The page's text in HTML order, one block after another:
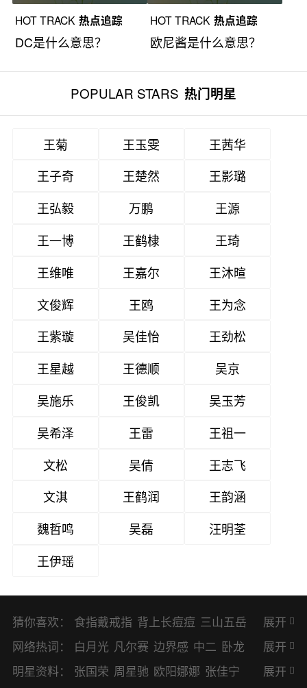
HOT TRACK 热点追踪
DC是什么意思？
HOT TRACK 热点追踪
欧尼酱是什么意思？
POPULAR STARS 热门明星
王菊 王玉雯
王茜华
王子奇
王楚然
王影璐
王弘毅
万鹏
王源
王一博
王鹤棣
王琦
王维唯
王嘉尔
王沐暄
文俊辉
王鸥
王为念
王紫璇
吴佳怡
王劲松
王星越
王德顺
吴京
吴施乐
王俊凯
吴玉芳
吴希泽
王雷
王祖一
文松
吴倩
王志飞
文淇
王鹤润
王韵涵
魏哲鸣
吴磊
汪明荃
王伊瑶
猜你喜欢： 食指戴戒指 背上长痘痘 三山五岳
避暑胜地
展开
网络热词：
白月光 凡尔赛 边界感 中二 卧龙
凤雏 二次元 KPI EMO CP BUG
展开
明星资料：
张国荣 周星驰 欧阳娜娜 张佳宁
展开